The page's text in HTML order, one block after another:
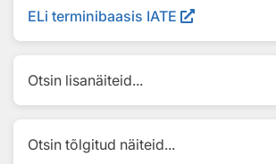
ELi terminibaasis IATE
Otsin lisanäiteid...
Otsin tõlgitud näiteid...